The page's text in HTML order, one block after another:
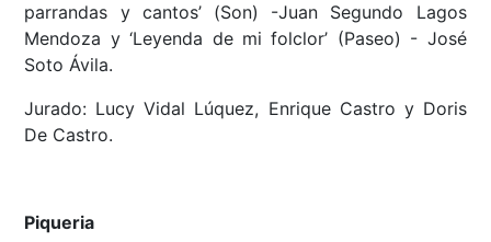
parrandas y cantos’ (Son) -Juan Segundo Lagos
Mendoza y ‘Leyenda de mi folclor’ (Paseo) - José
Soto Ávila.
Jurado: Lucy Vidal Lúquez, Enrique Castro y Doris
De Castro.
Piqueria